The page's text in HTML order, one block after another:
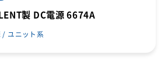
製 DC電源 6674A
/ ユニット系